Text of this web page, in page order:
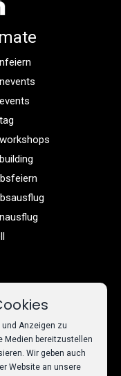
Anzeigen zu
Medien bereitzustellen
Wir geben auch
Website an unsere